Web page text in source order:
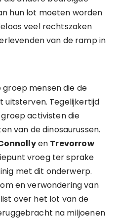
hun lot moeten worden
veel rechtszaken
van de ramp in
mensen die de
uitsterven. Tegelijkertijd
activisten die
van de dinosaurussen.
en Trevorrow
vroeg ter sprake
met dit onderwerp.
en verwondering van
over het lot van de
na miljoenen